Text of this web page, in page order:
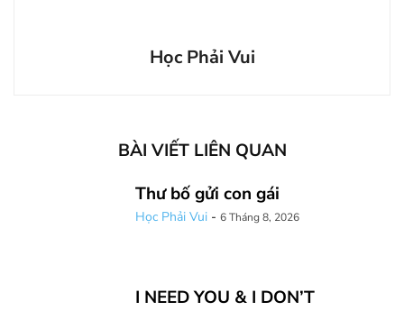
Học Phải Vui
BÀI VIẾT LIÊN QUAN
Thư bố gửi con gái
Học Phải Vui - 6 Tháng 8, 2026
I NEED YOU & I DON’T